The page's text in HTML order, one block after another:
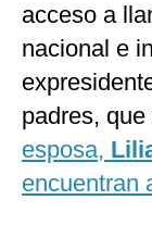
acceso a
nacional e
padres,
esposa,
encuentran